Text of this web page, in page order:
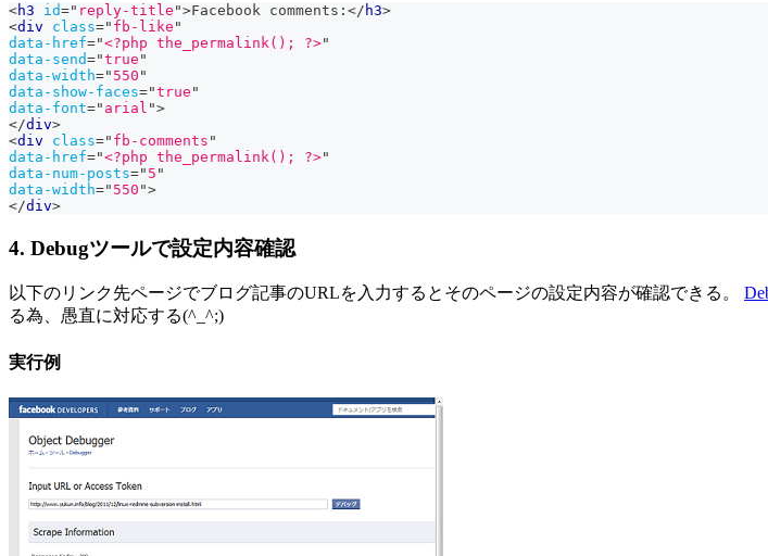
<h3 id=" reply-title ">Facebook comments: </ h3>
<div class=" fb-like "
data-href="<?php the_permalink(); ?>"
data-send="true "
data-width=" 550 "
data-show-faces="true "
data-font=" arial ">
</div>
<div class=" fb-comments "
data-href="<?php the_permalink(); ?>"
data-num-posts=" 5 "
data-width=" 550 ">
</div>
4. Debugツールで設定内容確認
以下のリンク先ページでブログ記事のURLを入力するとそのページの設定内容が確認できる。
る為、愚直に対応する(^_^;)
実行例